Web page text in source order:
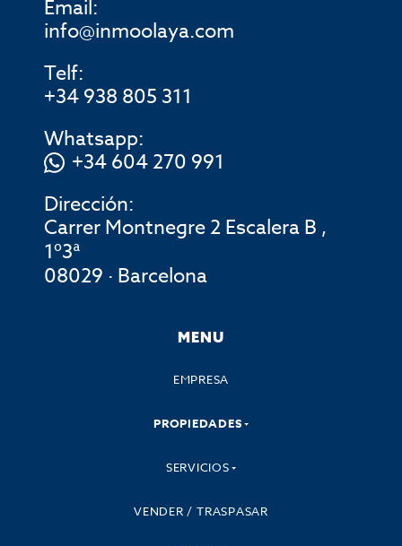
Email:
info@inmoolaya.com
Telf:
+34 938 805 311
Whatsapp:
+34 604 270 991
Dirección:
Carrer Montnegre 2 Escalera B ,
1º3ª
08029 · Barcelona
MENU
EMPRESA
PROPIEDADES
SERVICIOS
VENDER / TRASPASAR